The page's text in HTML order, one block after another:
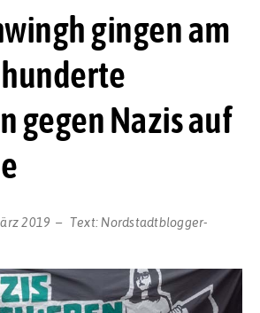
gingen am
gegen Nazis auf
2019 Text: Nordstadtblogger-